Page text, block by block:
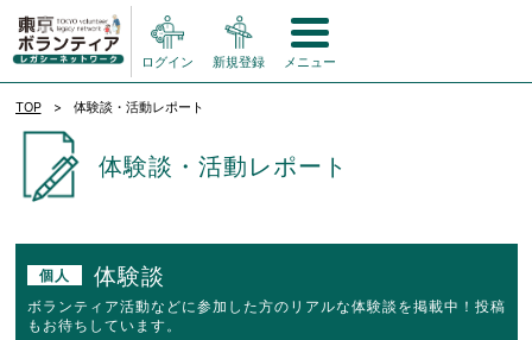
ログイン 新規登録 メニュー
TOP 体験談・活動レポート
体験談・活動レポート
個人 体験談
ボランティア活動などに参加した方のリアルな体験談を掲載中！投稿
もお待ちしています。